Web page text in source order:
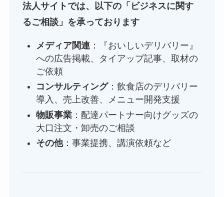
法人サイトでは、以下の「ビジネスに関す
るご相談」を承っております
メディア関連：『おいしいデリバリー』
への広告掲載、タイアップ記事、取材の
ご依頼
コンサルティング：飲食店のデリバリー
導入、売上改善、メニュー開発支援
物販事業：配達パートナー向けグッズの
大口注文・卸売のご相談
その他：事業提携、講演依頼など